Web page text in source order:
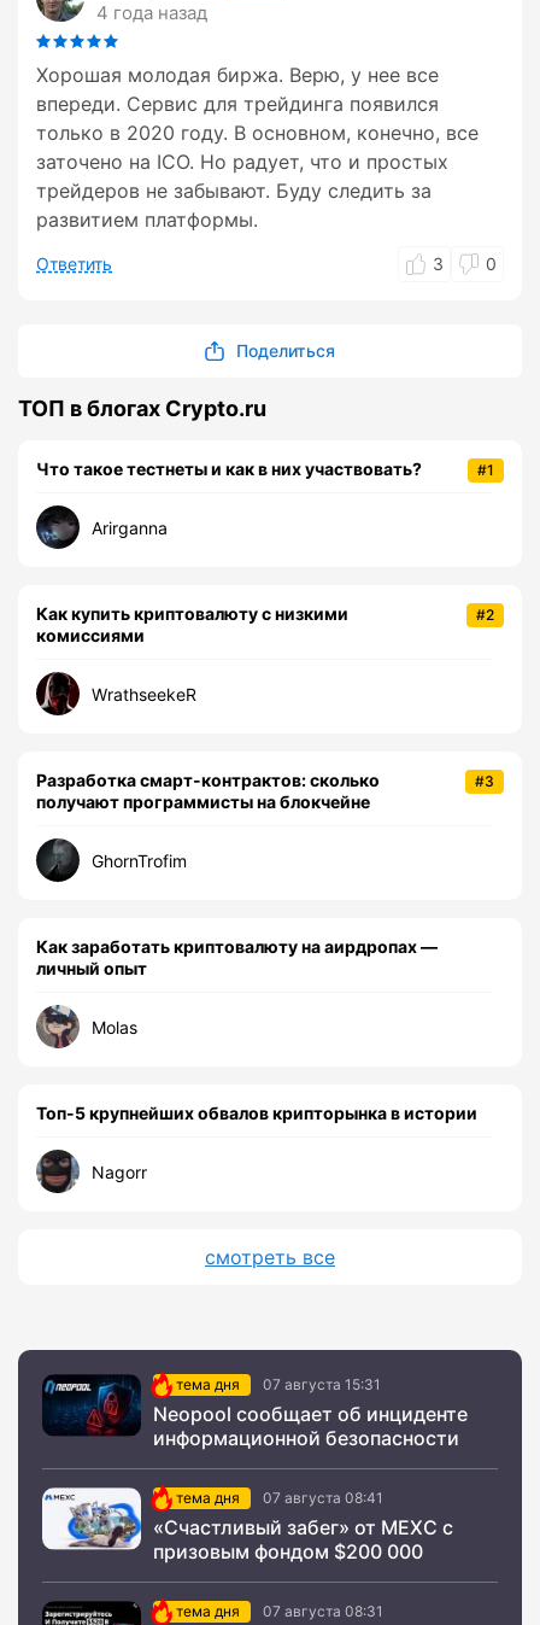
4 года назад
Хорошая молодая биржа. Верю, у нее все
впереди. Сервис для трейдинга появился
только в 2020 году. В основном, конечно, все
заточено на ICO. Но радует, что и простых
трейдеров не забывают. Буду следить за
развитием платформы.
Ответить 3 0
Поделиться
ТОП в блогах Crypto.ru
#1
Что такое тестнеты и как в них участвовать?
Arirganna
#2
Как купить криптовалюту с низкими
комиссиями
WrathseekeR
#3
Разработка смарт-контрактов: сколько
получают программисты на блокчейне
GhornTrofim
Как заработать криптовалюту на аирдропах —
личный опыт
Molas
Топ-5 крупнейших обвалов крипторынка в истории
Nagorr
смотреть все
тема дня 07 августа 15:31
Neopool сообщает об инциденте
информационной безопасности
тема дня 07 августа 08:41
«Счастливый забег» от MEXC с
призовым фондом $200 000
тема дня 07 августа 08:31